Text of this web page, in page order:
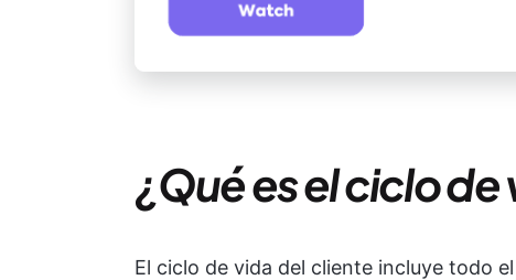
¿Qué es el ciclo
El ciclo de vida del cliente incluye todo